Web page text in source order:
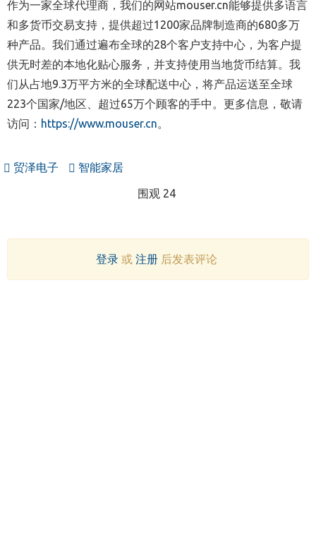
作为一家全球代理商，我们的网站mouser.cn能够提供多语言
和多货币交易支持，提供超过1200家品牌制造商的680多万
种产品。我们通过遍布全球的28个客户支持中心，为客户提
供无时差的本地化贴心服务，并支持使用当地货币结算。我
们从占地9.3万平方米的全球配送中心，将产品运送至全球
223个国家/地区、超过65万个顾客的手中。更多信息，敬请
访问： https://www.mouser.cn。
贸泽电子 智能家居
围观 24
登录或 注册后发表评论